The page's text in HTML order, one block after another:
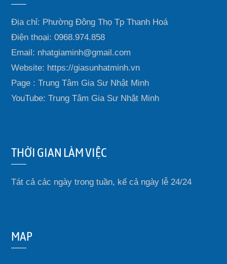
Địa chỉ: Phường Đông Thọ Tp Thanh Hoá
Điện thoại: 0968.974.858
Email: nhatgiaminh@gmail.com
Website: https://giasunhatminh.vn
Page : Trung Tâm Gia Sư Nhật Minh
YouTube: Trung Tâm Gia Sư Nhật Minh
THỜI GIAN LÀM VIỆC
Tát cả các ngày trong tuần, kể cả ngày lễ 24/24
MAP